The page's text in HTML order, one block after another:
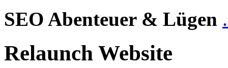
SEO Abenteuer & Lügen
Relaunch Website